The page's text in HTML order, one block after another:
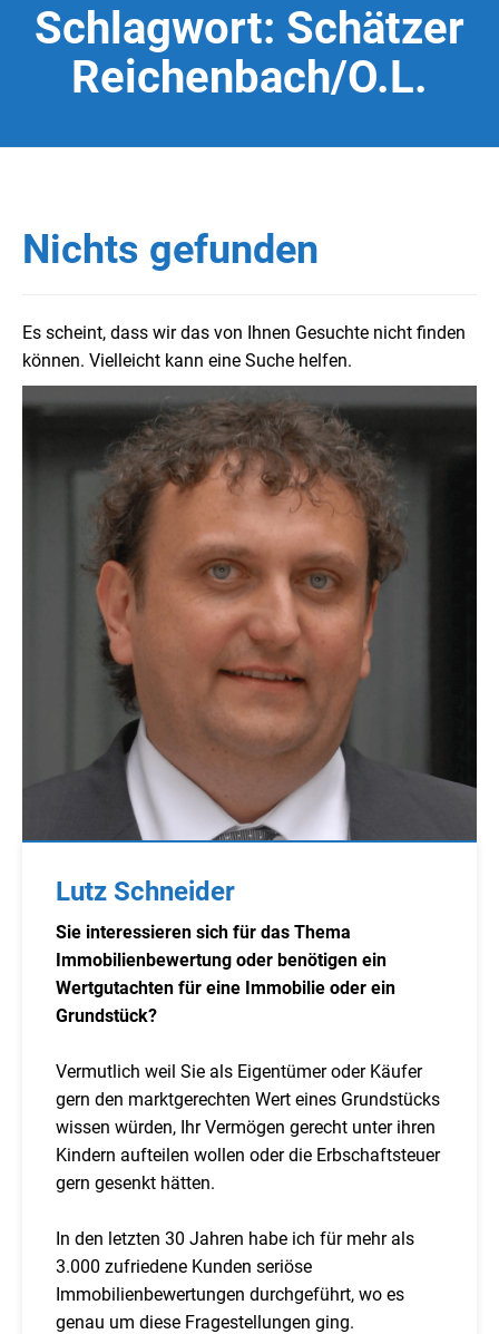
Schlagwort: Schätzer
Reichenbach/O.L.
Nichts gefunden
Es scheint, dass wir das von Ihnen Gesuchte nicht finden
können. Vielleicht kann eine Suche helfen.
Lutz Schneider
Sie interessieren sich für das Thema
Immobilienbewertung oder benötigen ein
Wertgutachten für eine Immobilie oder ein
Grundstück?
Vermutlich weil Sie als Eigentümer oder Käufer
gern den marktgerechten Wert eines Grundstücks
wissen würden, Ihr Vermögen gerecht unter ihren
Kindern aufteilen wollen oder die Erbschaftsteuer
gern gesenkt hätten.
In den letzten 30 Jahren habe ich für mehr als
3.000 zufriedene Kunden seriöse
Immobilienbewertungen durchgeführt, wo es
genau um diese Fragestellungen ging.